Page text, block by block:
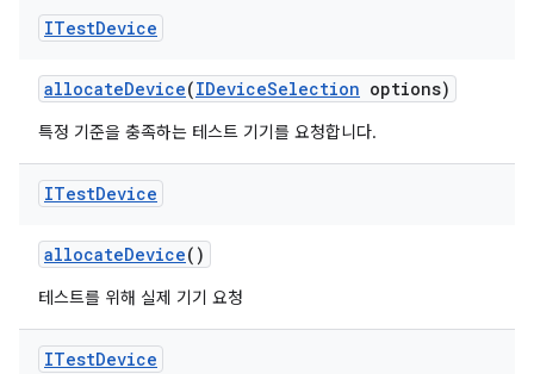
ITestDevice
allocateDevice(IDeviceSelection options)
특정 기준을 충족하는 테스트 기기를 요청합니다.
ITestDevice
allocateDevice()
테스트를 위해 실제 기기 요청
ITestDevice